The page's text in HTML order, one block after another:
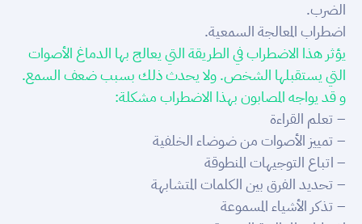
الضرب.
اضطراب المعالجة السمعية.
يؤثر هذا الاضطراب في الطريقة التي يعالج بها الدماغ الأصوات
التي يستقبلها الشخص. ولا يحدث ذلك بسبب ضعف السمع.
و قد يواجه المصابون بهذا الاضطراب مشكلة:
– تعلم القراءة
– تمييز الأصوات من ضوضاء الخلفية
– اتباع التوجيهات المنطوقة
– تحديد الفرق بين الكلمات المتشابهة
– تذكر الأشياء المسموعة